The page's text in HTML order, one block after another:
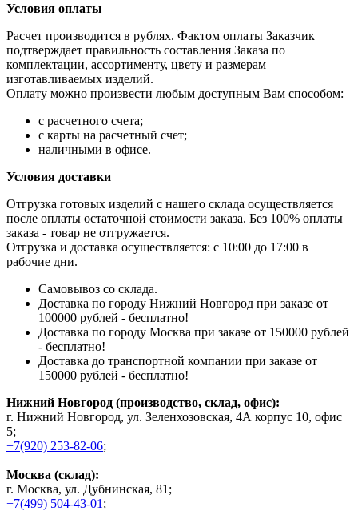
Условия оплаты
Расчет производится в рублях. Фактом оплаты Заказчик
подтверждает правильность составления Заказа по
комплектации, ассортименту, цвету и размерам
изготавливаемых изделий.
Оплату можно произвести любым доступным Вам способом:
с расчетного счета;
с карты на расчетный счет;
наличными в офисе.
Условия доставки
Отгрузка готовых изделий с нашего склада осуществляется
после оплаты остаточной стоимости заказа. Без 100% оплаты
заказа - товар не отгружается.
Отгрузка и доставка осуществляется: с 10:00 до 17:00 в
рабочие дни.
Самовывоз со склада.
Доставка по городу Нижний Новгород при заказе от
100000 рублей - бесплатно!
Доставка по городу Москва при заказе от 150000 рублей
- бесплатно!
Доставка до транспортной компании при заказе от
150000 рублей - бесплатно!
Нижний Новгород (производство, склад, офис):
г. Нижний Новгород, ул. Зеленхозовская, 4А корпус 10, офис
5;
+7(920) 253-82-06;
Москва (склад):
г. Москва, ул. Дубнинская, 81;
+7(499) 504-43-01 ;